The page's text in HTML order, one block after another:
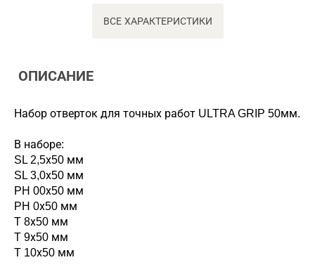
ВСЕ ХАРАКТЕРИСТИКИ
ОПИСАНИЕ
Набор отверток для точных работ ULTRA GRIP 50мм.
В наборе:
SL 2,5х50 мм
SL 3,0х50 мм
PH 00х50 мм
PH 0х50 мм
T 8х50 мм
T 9х50 мм
T 10х50 мм